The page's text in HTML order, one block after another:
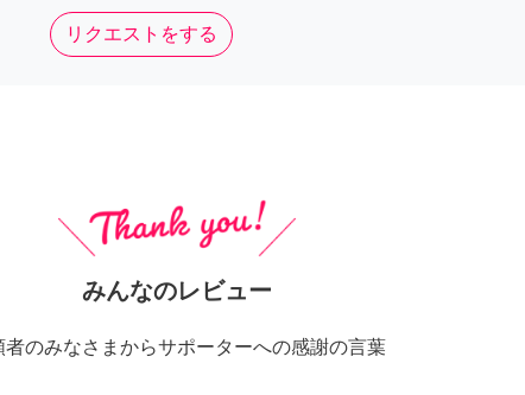
リクエストをする
みんなのレビュー
者のみなさまからサポーターへの感謝の言葉